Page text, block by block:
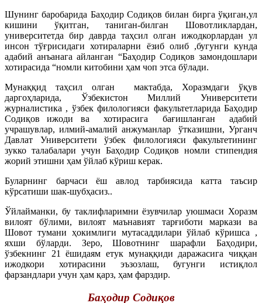
Шунинг баробарида Баҳодир Содиқов билан бирга ўқиган,ул
кишини ўқитган, таниган-билган Шовотликлардан,
университетда бир даврда таҳсил олган ижодкорлардан ул
инсон тўғрисидаги хотираларни ёзиб олиб ,бугунги кунда
адабий анъанага айланган “Баҳодир Содиқов замондошлари
хотирасида “номли китобини ҳам чоп этса бўлади.
Мунаққид таҳсил олган мактабда, Хоразмдаги ўқув
даргоҳларида, Ўзбекистон Миллий Университети
журналистика , ўзбек филологияси факультетларида Баҳодир
Содиқов ижоди ва хотирасига бағишланган адабий
учрашувлар, илмий-амалий анжуманлар ўтказишни, Урганч
Давлат Университети ўзбек филологияси факультетининг
зукко талабалари учун Баҳодир Содиқов номли стипендия
жорий этишни ҳам ўйлаб кўриш керак.
Буларнинг барчаси ёш авлод тарбиясида катта таъсир
кўрсатиши шак-шубҳасиз..
Ўйлайманки, бу таклифларимни ёзувчилар уюшмаси Хоразм
вилоят бўлими, вилоят маънавият тарғиботи маркази ва
Шовот тумани ҳокимлиги мутасаддилари ўйлаб кўришса ,
яхши бўларди. Зеро, Шовотнинг шарафли Баҳодири,
ўзбекнинг 21 ёшидаям етук мунаққиди даражасига чиққан
ижодкори хотирасини эъзозлаш, бугунги истиқлол
фарзандлари учун ҳам қарз, ҳам фарздир.
Баҳодир Содиқов